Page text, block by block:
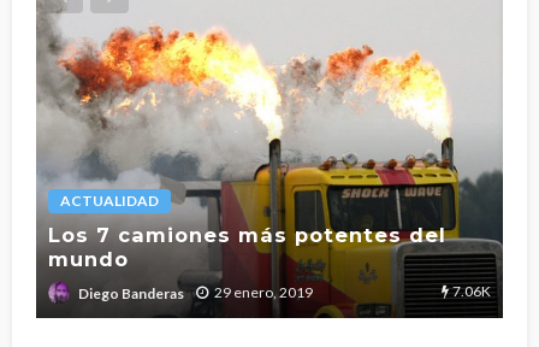
ACTUALIDAD
Los 7 camiones más potentes del
mundo
Diego Banderas 29 enero, 2019 7.06K